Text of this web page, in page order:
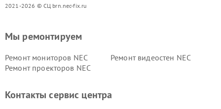
2021-2026 © СЦ brn.nec-fix.ru
Мы ремонтируем
Ремонт мониторов NEC
Ремонт видеостен NEC
Ремонт проекторов NEC
Контакты сервис центра